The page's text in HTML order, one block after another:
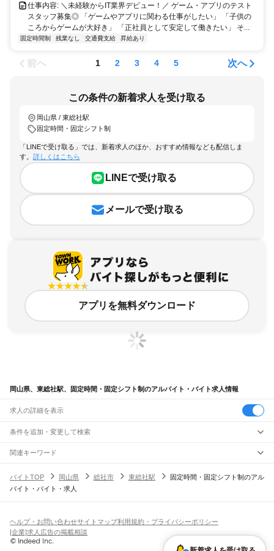
仕事内容: ＼未経験からIT業界デビュー！／ ゲーム・アプリのテスト
スタッフ募集◎ 「ゲームやアプリに関わる仕事がしたい」 「子供の
ころからゲームが大好き」 「正社員として安定して働きたい」 そ...
固定時間制 残業なし 交通費支給 昇給あり
前へ 1 2 3 4 5 次へ
この条件の新着求人を受け取る
岡山県 / 東総社駅
固定時間・固定シフト制
「LINEで受け取る」では、新着求人のほか、おすすめ情報なども配信しま
す。 詳しくはこちら
LINEで受け取る
メールで受け取る
アプリを無料ダウンロード
岡山県、東総社駅、固定時間・固定シフト制のアルバイト・バイト求人情報
求人の詳細を表示
条件を追加・変更して検索
市区町村を追加・変更
岡山県すべて
岡山市 すべて
真庭市美作市浅口市和気郡都窪郡浅口郡小田郡真庭郡苫田郡勝田郡
久米郡加賀郡
駅を追加・変更
JR山陽本線(岡山～三原)
岡山駅北長瀬駅庭瀬駅中庄駅 新倉敷駅金光駅鴨方駅里庄駅笠岡駅
職種を追加・変更
飲食・フードサービスすべて
ホールスタッフキッチンスタッフ
パン屋（ベーカリー）
バー（BAR）・バーテンダー
人気
日払いOK高校生歓迎 髪型・髪色自由
雇用形態を追加・変更
関連キーワード
バイトTOP
岡山県 総社市 東総社駅
固定時間・固定シフト制のアル
バイト・バイト・求人
ヘルプ・お問い合わせサイトマップ利用規約・プライバシーポリシー
[企業]求人広告の掲載相談